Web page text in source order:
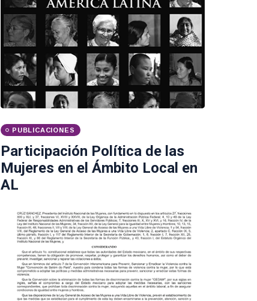
PUBLICACIONES
Participación Política de las
Mujeres en el Ámbito Local en
AL